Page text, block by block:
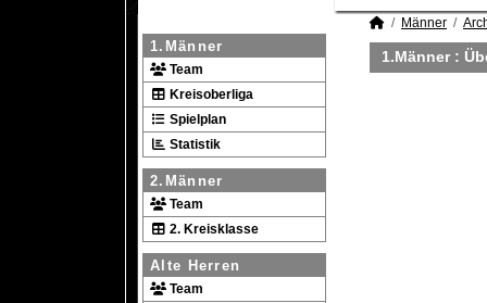
1.Männer
Team
Kreisoberliga
Spielplan
Statistik
2.Männer
Team
2. Kreisklasse
Alte Herren
Team
Männer
1.Männer :